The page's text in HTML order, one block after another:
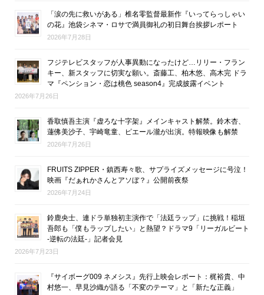
「涙の先に救いがある」椎名零監督最新作『いってらっしゃい
の花』池袋シネマ・ロサで満員御礼の初日舞台挨拶レポート
2026年7月28日
フジテレビスタッフが人事異動になったけど…リリー・フラン
キー、新スタッフに切実な願い。斎藤工、柏木悠、高木完 ドラ
マ『ペンション・恋は桃色 season4』完成披露イベント
2026年7月26日
香取慎吾主演『虚ろな十字架』メインキャスト解禁。鈴木杏、
蓮佛美沙子、宇崎竜童、ピエール瀧が出演。特報映像も解禁
2026年7月26日
FRUITS ZIPPER・鎮西寿々歌、サプライズメッセージに号泣！
映画『だぁれかさんとアソぼ？』公開前夜祭
2026年7月24日
鈴鹿央士、連ドラ単独初主演作で「法廷ラップ」に挑戦！稲垣
吾郎も「僕もラップしたい」と熱望？ドラマ9「リーガルビート
-逆転の法廷-」記者会見
2026年7月23日
『サイボーグ009 ネメシス』先行上映会レポート：梶裕貴、中
村悠一、早見沙織が語る「不変のテーマ」と「新たな正義」